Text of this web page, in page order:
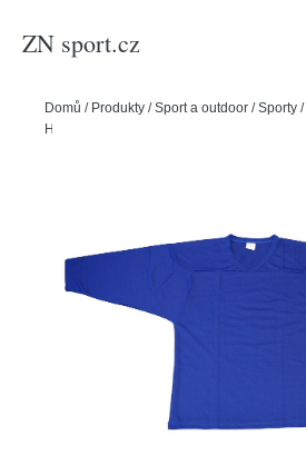
ZN sport.cz
Domů / Produkty /Sport a outdoor /Sporty /
Hejduk Tréninkový dres, modrá, S ,HS23